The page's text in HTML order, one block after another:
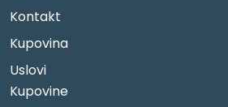
Kontakt
Kupovina
Uslovi
Kupovine